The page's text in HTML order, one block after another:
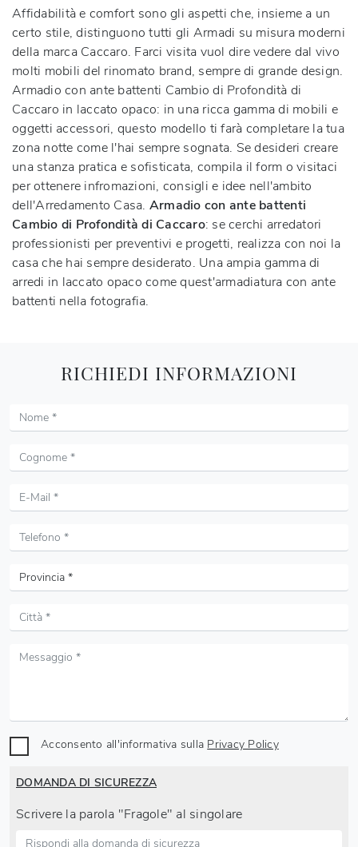
Affidabilità e comfort sono gli aspetti che, insieme a un
certo stile, distinguono tutti gli Armadi su misura moderni
della marca Caccaro. Farci visita vuol dire vedere dal vivo
molti mobili del rinomato brand, sempre di grande design.
Armadio con ante battenti Cambio di Profondità di
Caccaro in laccato opaco: in una ricca gamma di mobili e
oggetti accessori, questo modello ti farà completare la tua
zona notte come l'hai sempre sognata. Se desideri creare
una stanza pratica e sofisticata, compila il form o visitaci
per ottenere infromazioni, consigli e idee nell'ambito
dell'Arredamento Casa. Armadio con ante battenti
Cambio di Profondità di Caccaro: se cerchi arredatori
professionisti per preventivi e progetti, realizza con noi la
casa che hai sempre desiderato. Una ampia gamma di
arredi in laccato opaco come quest'armadiatura con ante
battenti nella fotografia.
RICHIEDI INFORMAZIONI
Acconsento all'informativa sulla Privacy Policy
DOMANDA DI SICUREZZA
Scrivere la parola "Fragole" al singolare